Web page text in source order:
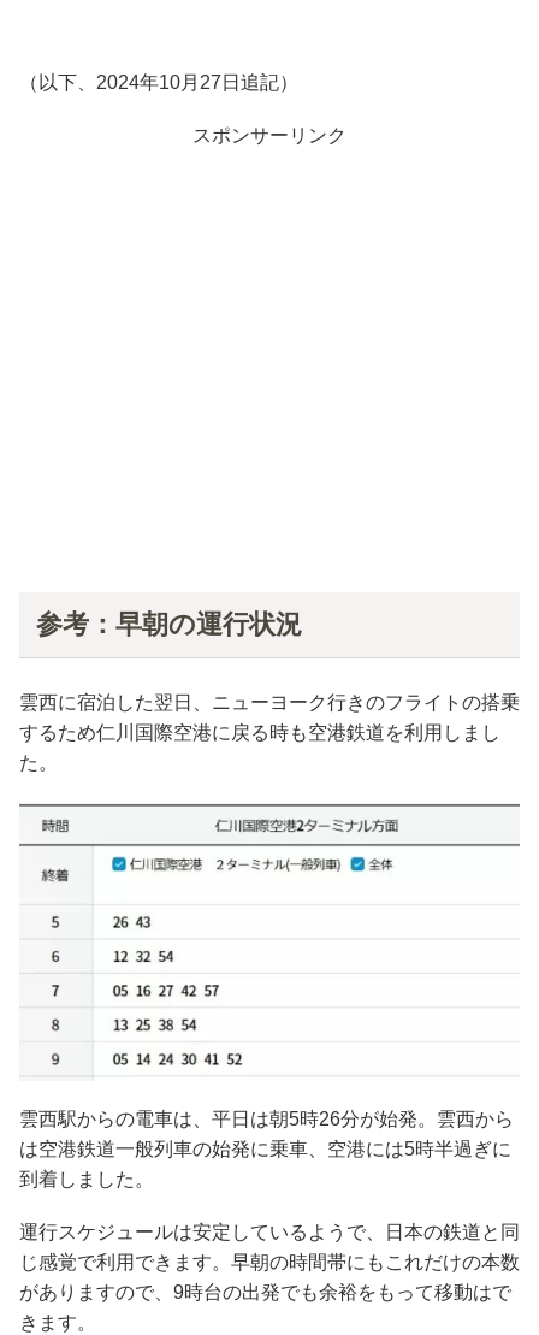
（以下、2024年10月27日追記）
スポンサーリンク
参考：早朝の運行状況
雲西に宿泊した翌日、ニューヨーク行きのフライトの搭乗
するため仁川国際空港に戻る時も空港鉄道を利用しまし
た。
雲西駅からの電車は、平日は朝5時26分が始発。雲西から
は空港鉄道一般列車の始発に乗車、空港には5時半過ぎに
到着しました。
運行スケジュールは安定しているようで、日本の鉄道と同
じ感覚で利用できます。早朝の時間帯にもこれだけの本数
がありますので、9時台の出発でも余裕をもって移動はで
きます。